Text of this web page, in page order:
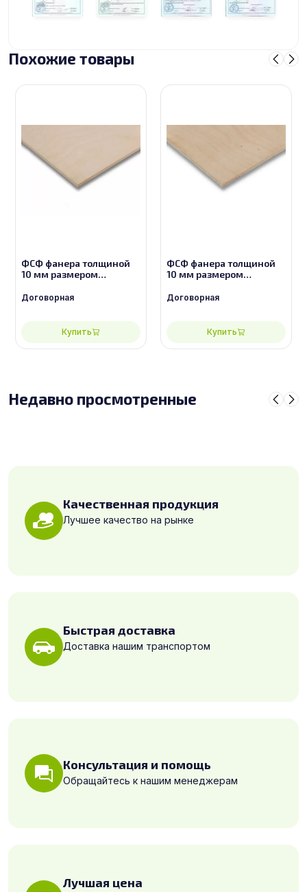
Похожие товары
ФСФ фанера толщиной
10 мм размером
Договорная
Купить
ФСФ фанера толщиной
10 мм размером
Договорная
Купить
Недавно просмотренные
Качественная продукция
Лучшее качество на рынке
Быстрая доставка
Доставка нашим транспортом
Консультация и помощь
Обращайтесь к нашим менеджерам
Лучшая цена